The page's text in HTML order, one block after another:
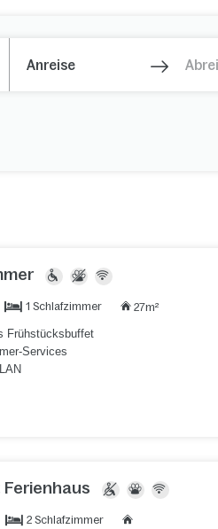
1 Schlafzimmer 27m²
Frühstücksbuffet
Services
2 Schlafzimmer